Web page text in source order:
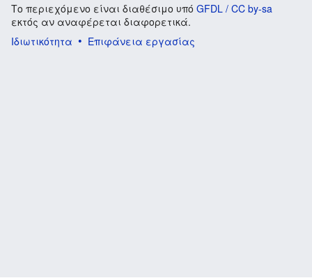
Το περιεχόμενο είναι διαθέσιμο υπό GFDL / CC by-sa
εκτός αν αναφέρεται διαφορετικά.
Ιδιωτικότητα
Επιφάνεια εργασίας